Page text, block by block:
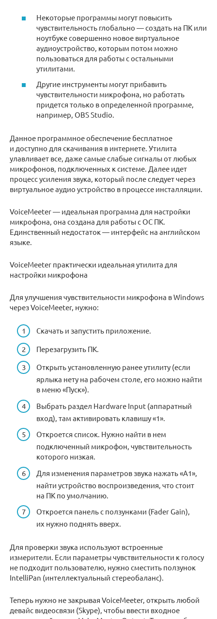
Некоторые программы могут повысить
чувствительность глобально — создать на ПК или
ноутбуке совершенно новое виртуальное
аудиоустройство, которым потом можно
пользоваться для работы с остальными
утилитами.
Другие инструменты могут прибавить
чувствительности микрофона, но работать
придется только в определенной программе,
например, OBS Studio.
Данное программное обеспечение бесплатное
и доступно для скачивания в интернете. Утилита
улавливает все, даже самые слабые сигналы от любых
микрофонов, подключенных к системе. Далее идет
процесс усиления звука, который после следует через
виртуальное аудио устройство в процессе инсталляции.
VoiceMeeter — идеальная программа для настройки
микрофона, она создана для работы с ОС ПК.
Единственный недостаток — интерфейс на английском
языке.
VoiceMeeter практически идеальная утилита для
настройки микрофона
Для улучшения чувствительности микрофона в Windows
через VoiceMeeter, нужно:
Скачать и запустить приложение.
Перезагрузить ПК.
Открыть установленную ранее утилиту (если
ярлыка нету на рабочем столе, его можно найти
в меню «Пуск»).
Выбрать раздел Hardware Input (аппаратный
вход), там активировать клавишу «1».
Откроется список. Нужно найти в нем
подключенный микрофон, чувствительность
которого низкая.
Для изменения параметров звука нажать «А1»,
найти устройство воспроизведения, что стоит
на ПК по умолчанию.
Откроется панель с ползунками (Fader Gain),
их нужно поднять вверх.
Для проверки звука используют встроенные
измерители. Если параметры чувствительности к голосу
не подходит пользователю, нужно сместить ползунок
IntelliPan (интеллектуальный стереобаланс).
Теперь нужно не закрывая VoiceMeeter, открыть любой
девайс видеосвязи (Skype), чтобы ввести входное